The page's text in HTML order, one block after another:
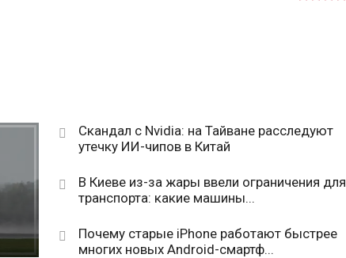
Скандал с Nvidia: на Тайване расследуют
утечку ИИ-чипов в Китай
В Киеве из-за жары ввели ограничения для
транспорта: какие машины...
Почему старые iPhone работают быстрее
многих новых Android-смартф...